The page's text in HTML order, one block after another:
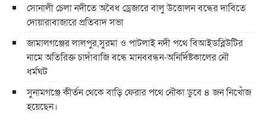
সোনালী চেলা নদীতে অবৈধ ড্রেজারে বালু উত্তোলন বন্ধের দাবিতে
দোয়ারাবাজারে প্রতিবাদ সভা
জামালগঞ্জের লালপুর,সুরমা ও পাটলাই নদী পথে বিআইডব্লিউটির
নামে অতিরিক্ত চাদাঁবাজি বন্ধে মানববন্ধন-অনির্দিষ্টকালের নৌ
ধর্মঘট
সুনামগঞ্জে কীর্তন থেকে বাড়ি ফেরার পথে নৌকা ডুবে ৪ জন নিখোঁজ
হয়েছেন।